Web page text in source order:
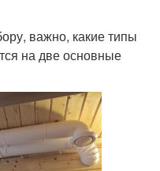
важно, какие типы
на две основные